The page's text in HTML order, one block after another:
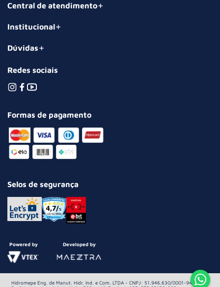
Central de atendimento
Institucional
Dúvidas
Redes sociais
Formas de pagamento
Selos de segurança
Powered by Developed by
Hidromepe Eng. de Manut. Hidr. Ind. e Com. LTDA - CNPJ: 51.946.630/0001-94 Av.